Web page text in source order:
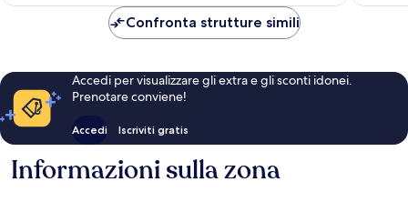
Confronta strutture simili
Accedi per visualizzare gli extra e gli sconti idonei.
Prenotare conviene!
Accedi Iscriviti gratis
Informazioni sulla zona